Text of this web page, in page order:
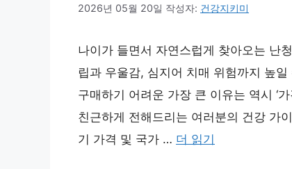
2026년 05월 20일 작성자: 건강지키미
나이가 들면서 자연스럽게 찾아오는 난
립과 우울감, 심지어 치매 위험까지 높
구매하기 어려운 가장 큰 이유는 역시 ‘
친근하게 전해드리는 여러분의 건강 가
기 가격 및 국가 … 더 읽기